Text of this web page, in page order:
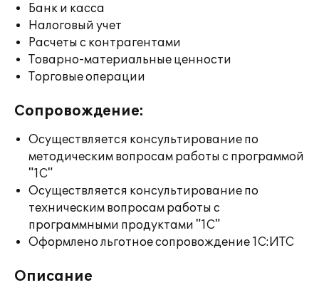
Банк и касса
Налоговый учет
Расчеты с контрагентами
Товарно-материальные ценности
Торговые операции
Сопровождение:
Осуществляется консультирование по
методическим вопросам работы с программой
"1С"
Осуществляется консультирование по
техническим вопросам работы с
программными продуктами "1С"
Оформлено льготное сопровождение 1С:ИТС
Описание